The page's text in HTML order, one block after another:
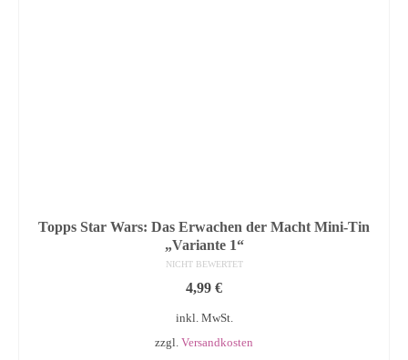
Topps Star Wars: Das Erwachen der Macht Mini-Tin
„Variante 1“
NICHT BEWERTET
4,99 €
inkl. MwSt.
zzgl. Versandkosten